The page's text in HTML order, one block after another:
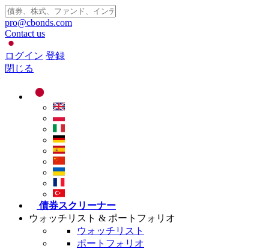
pro@cbonds.com
Contact us
ログイン 登録
閉じる
債券スクリーナー
ウォッチリスト & ポートフォリオ
ウォッチリスト
ポートフォリオ